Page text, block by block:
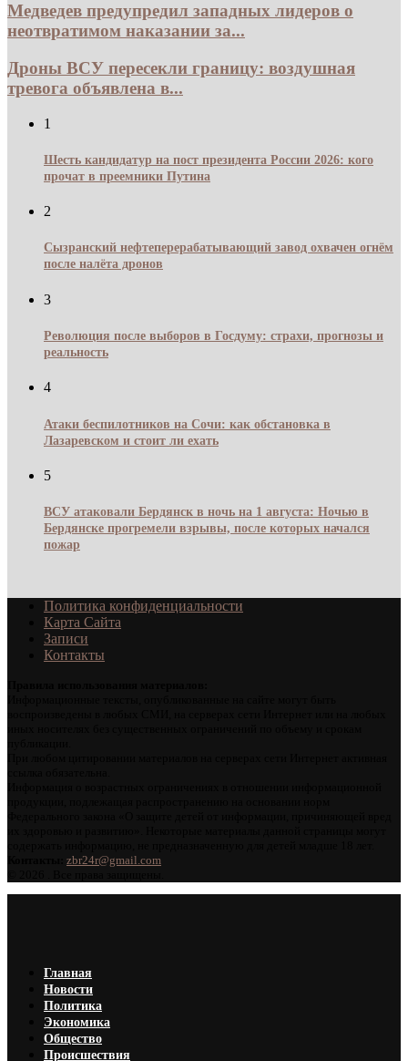
Медведев предупредил западных лидеров о
неотвратимом наказании за...
Дроны ВСУ пересекли границу: воздушная
тревога объявлена в...
1
Шесть кандидатур на пост президента России 2026: кого
прочат в преемники Путина
2
Сызранский нефтеперерабатывающий завод охвачен огнём
после налёта дронов
3
Революция после выборов в Госдуму: страхи, прогнозы и
реальность
4
Атаки беспилотников на Сочи: как обстановка в
Лазаревском и стоит ли ехать
5
ВСУ атаковали Бердянск в ночь на 1 августа: Ночью в
Бердянске прогремели взрывы, после которых начался
пожар
Политика конфиденциальности
Карта Сайта
Записи
Контакты
zbr24r@gmail.com
Главная
Новости
Политика
Экономика
Общество
Происшествия